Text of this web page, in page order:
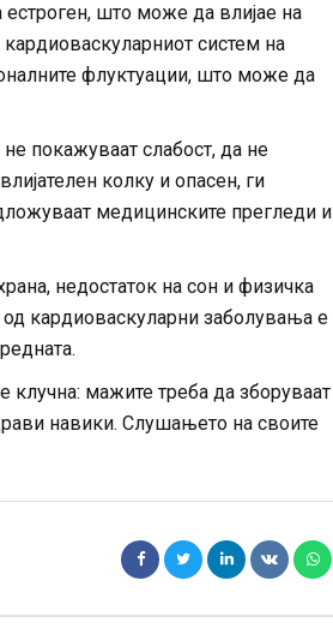
што може да влијае на
кардиоваскуларниот систем на
флуктуации, што може да
покажуваат слабост, да не
колку и опасен, ги
медицинските прегледи и
недостаток на сон и физичка
кардиоваскуларни заболувања е
клучна: мажите треба да зборуваат
навики. Слушањето на своите